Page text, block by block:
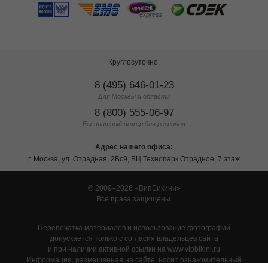
Круглосуточно.
8 (495) 646-01-23
Для Москвы и области
8 (800) 555-06-97
Бесплатный номер для регионов
Адрес нашего офиса:
г. Москва, ул. Отрадная, 2Бс9, БЦ Технопарк Отрадное, 7 этаж
© 2009–2026
ВипБикини
Все права защищены.
Перепечатка материалов и использование фотографий
допускается только с согласия владельцев сайта
и при наличии активной ссылки на www.vipbikini.ru
Информация, размещенная на сайте, носит ознакомительный